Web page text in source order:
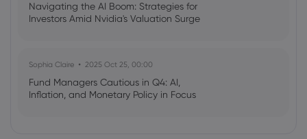
Navigating the AI Boom: Strategies for
Investors Amid Nvidia's Valuation Surge
Sophia Claire 2025 Oct 25, 00:00
Fund Managers Cautious in Q4: AI,
Inflation, and Monetary Policy in Focus